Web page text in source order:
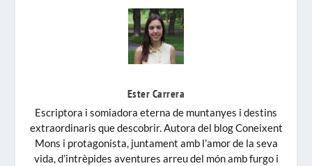
Ester Carrera
Escriptora i somiadora eterna de muntanyes i destins
extraordinaris que descobrir. Autora del blog Coneixent
Mons i protagonista, juntament amb l’amor de la seva
vida, d’intrèpides aventures arreu del món amb furgo i